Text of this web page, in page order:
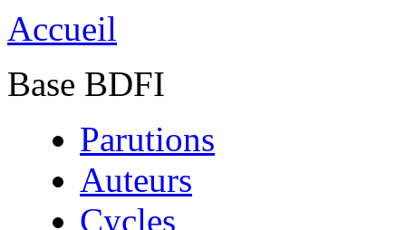
Accueil
Base BDFI
Parutions
Auteurs
Cycles